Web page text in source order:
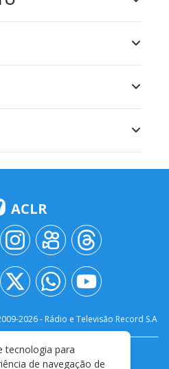
ACLR
2026- Rádio e Televisão Record S.A
PRIVACIDADE
tecnologia para
de navegação de